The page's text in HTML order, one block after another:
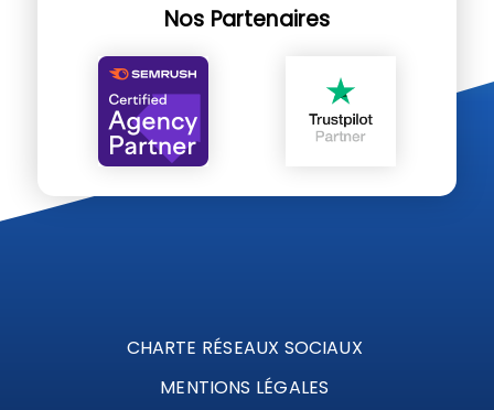
Nos Partenaires
CHARTE RÉSEAUX SOCIAUX
MENTIONS LÉGALES